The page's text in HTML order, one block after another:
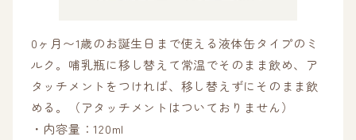
0ヶ月〜1歳のお誕生日まで使える液体缶タイプのミ
ルク。哺乳瓶に移し替えて常温でそのまま飲め、ア
タッチメントをつければ、移し替えずにそのまま飲
める。（アタッチメントはついておりません）
・内容量：120ml